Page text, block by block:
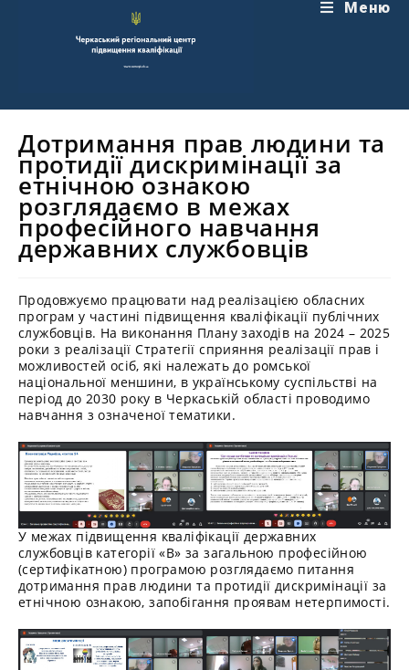
Меню
Дотримання прав людини та
протидії дискримінації за
етнічною ознакою
розглядаємо в межах
професійного навчання
державних службовців
Продовжуємо працювати над реалізацією обласних
програм у частині підвищення кваліфікації публічних
службовців. На виконання Плану заходів на 2024 – 2025
роки з реалізації Стратегії сприяння реалізації прав і
можливостей осіб, які належать до ромської
національної меншини, в українському суспільстві на
період до 2030 року в Черкаській області проводимо
навчання з означеної тематики.
У межах підвищення кваліфікації державних
службовців категорії «В» за загальною професійною
(сертифікатною) програмою розглядаємо питання
дотримання прав людини та протидії дискримінації за
етнічною ознакою, запобігання проявам нетерпимості.